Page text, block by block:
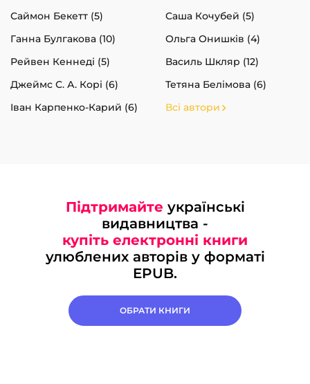
Саймон Бекетт (5)
Саша Кочубей (5)
Ганна Булгакова (10)
Ольга Онишків (4)
Рейвен Кеннеді (5)
Василь Шкляр (12)
Джеймс С. А. Корі (6)
Тетяна Белімова (6)
Іван Карпенко-Карий (6)
Всі автори
Підтримайте українські
видавництва -
купіть електронні книги
улюблених авторів у форматі
EPUB.
ОБРАТИ КНИГИ